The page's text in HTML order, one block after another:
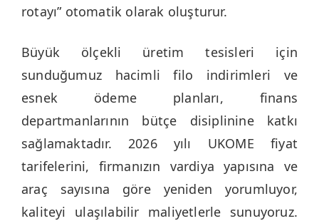
rotayı” otomatik olarak oluşturur.
Büyük ölçekli üretim tesisleri için
sunduğumuz hacimli filo indirimleri ve
esnek ödeme planları, finans
departmanlarının bütçe disiplinine katkı
sağlamaktadır. 2026 yılı UKOME fiyat
tarifelerini, firmanızın vardiya yapısına ve
araç sayısına göre yeniden yorumluyor,
kaliteyi ulaşılabilir maliyetlerle sunuyoruz.